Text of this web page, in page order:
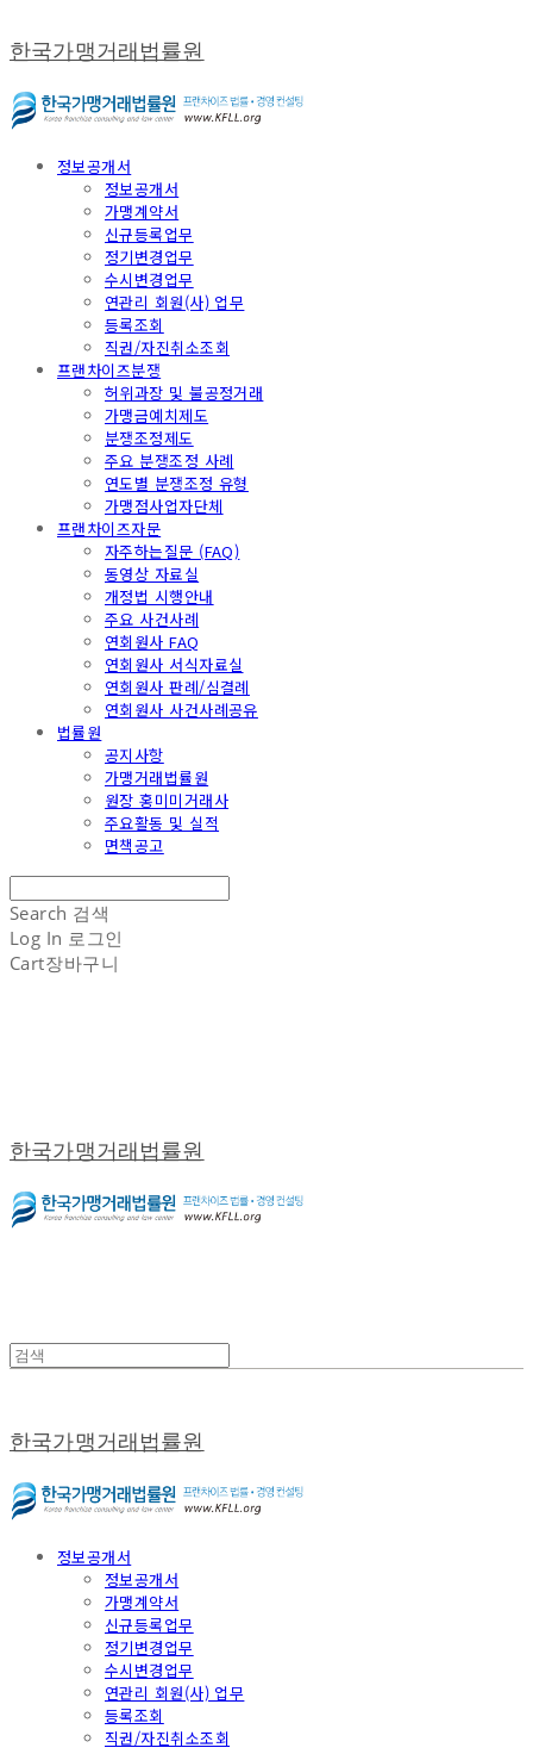
한국가맹거래법률원
정보공개서
정보공개서
가맹계약서
신규등록업무
정기변경업무
수시변경업무
연관리 회원(사) 업무
등록조회
직권/자진취소조회
프랜차이즈분쟁
허위과장 및 불공정거래
가맹금예치제도
분쟁조정제도
주요 분쟁조정 사례
연도별 분쟁조정 유형
가맹점사업자단체
프랜차이즈자문
자주하는질문 (FAQ)
동영상 자료실
개정법 시행안내
주요 사건사례
연회원사 FAQ
연회원사 서식자료실
연회원사 판례/심결례
연회원사 사건사례공유
법률원
공지사항
가맹거래법률원
원장 홍미미거래사
주요활동 및 실적
면책공고
Search 검색
Log In 로그인
Cart장바구니
한국가맹거래법률원
한국가맹거래법률원
정보공개서
정보공개서
가맹계약서
신규등록업무
정기변경업무
수시변경업무
연관리 회원(사) 업무
등록조회
직권/자진취소조회